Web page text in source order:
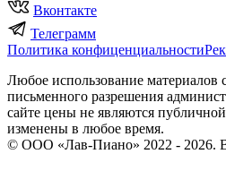
Вконтакте
Телеграмм
Политика конфиценциальности
Любое использование материалов
письменного разрешения
сайте цены не являются
изменены в любое время.
© ООО «Лав-Пиано» 2022 - 2026.